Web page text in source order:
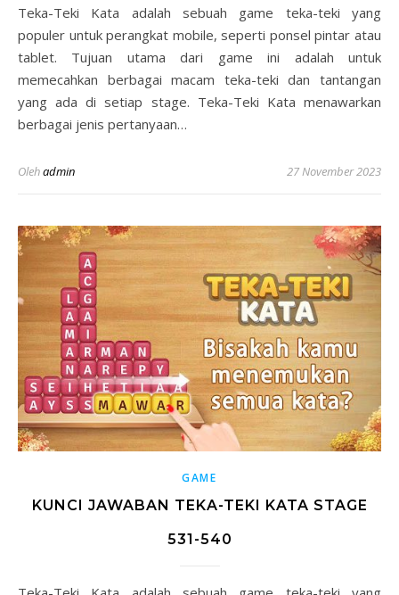
Teka-Teki Kata adalah sebuah game teka-teki yang
populer untuk perangkat mobile, seperti ponsel pintar atau
tablet. Tujuan utama dari game ini adalah untuk
memecahkan berbagai macam teka-teki dan tantangan
yang ada di setiap stage. Teka-Teki Kata menawarkan
berbagai jenis pertanyaan…
Olehadmin 27 November 2023
GAME
KUNCI JAWABAN TEKA-TEKI KATA STAGE
531-540